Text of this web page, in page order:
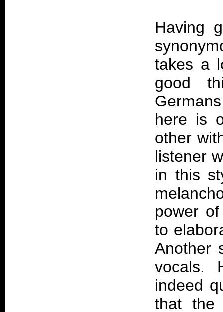
Having
takes a
good
here is
other
listener
in this
power
to
Another
vocals.
indeed
that the